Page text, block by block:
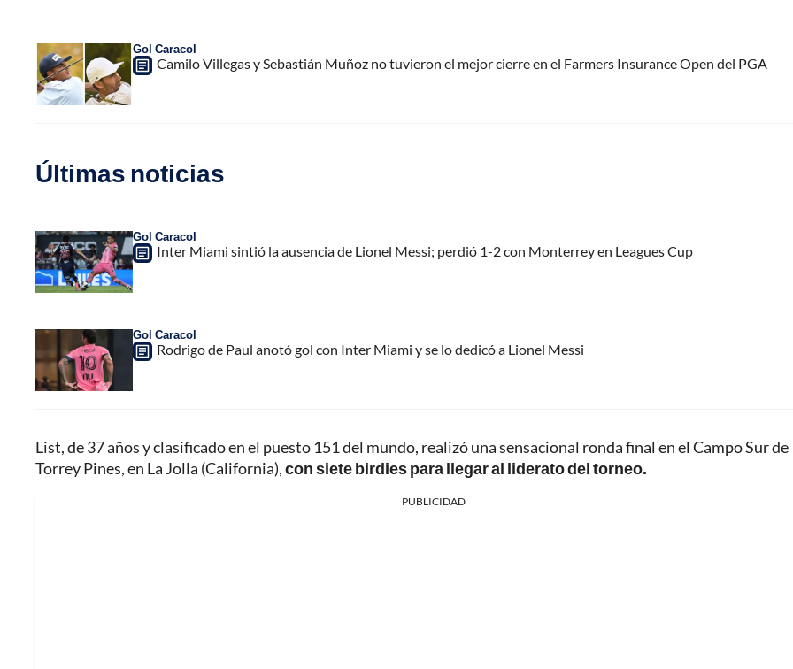
Gol Caracol
Camilo Villegas y Sebastián Muñoz no tuvieron el mejor cierre en el Farmers Insurance Open del PGA
Últimas noticias
Gol Caracol
Inter Miami sintió la ausencia de Lionel Messi; perdió 1-2 con Monterrey en Leagues Cup
Gol Caracol
Rodrigo de Paul anotó gol con Inter Miami y se lo dedicó a Lionel Messi
List, de 37 años y clasificado en el puesto 151 del mundo, realizó una sensacional ronda final en el Campo Sur de
Torrey Pines, en La Jolla (California),con siete birdies para llegar al liderato del torneo.
PUBLICIDAD